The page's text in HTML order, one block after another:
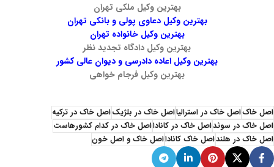
بهترین وکیل ملکی تهران
بهترین وکیل دعاوی پولی و بانکی تهران
بهترین وکیل خانواده تهران
بهترین وکیل دادگاه تجدید نظر
بهترین وکیل اعاده دادرسی و دیوان عالی کشور
بهترین وکیل فرجام خواهی
اصل خاکاصل خاک در استرالیااصل خاک در بلژیکاصل خاک در ترکیه
اصل خاک در سوئداصل خاک در کانادااصل خاک در کدام کشورهاست
اصل خاک در هلنداصل خاک کانادااصل خاک و اصل خون